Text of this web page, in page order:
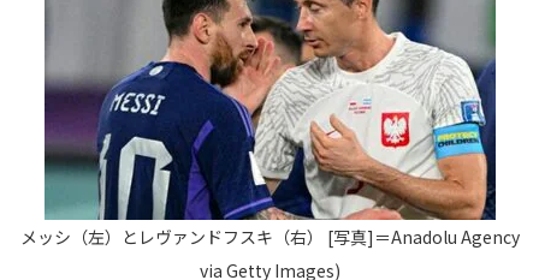
メッシ（左）とレヴァンドフスキ（右） [写真]＝Anadolu Agency
via Getty Images)